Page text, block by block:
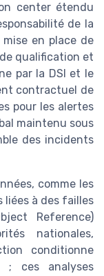
center étendu
de la
en place de
qualification et
par la DSI et le
contractuel de
pour les alertes
maintenu sous
des incidents
comme les
liées à des failles
Reference)
nationales,
conditionne
; ces analyses